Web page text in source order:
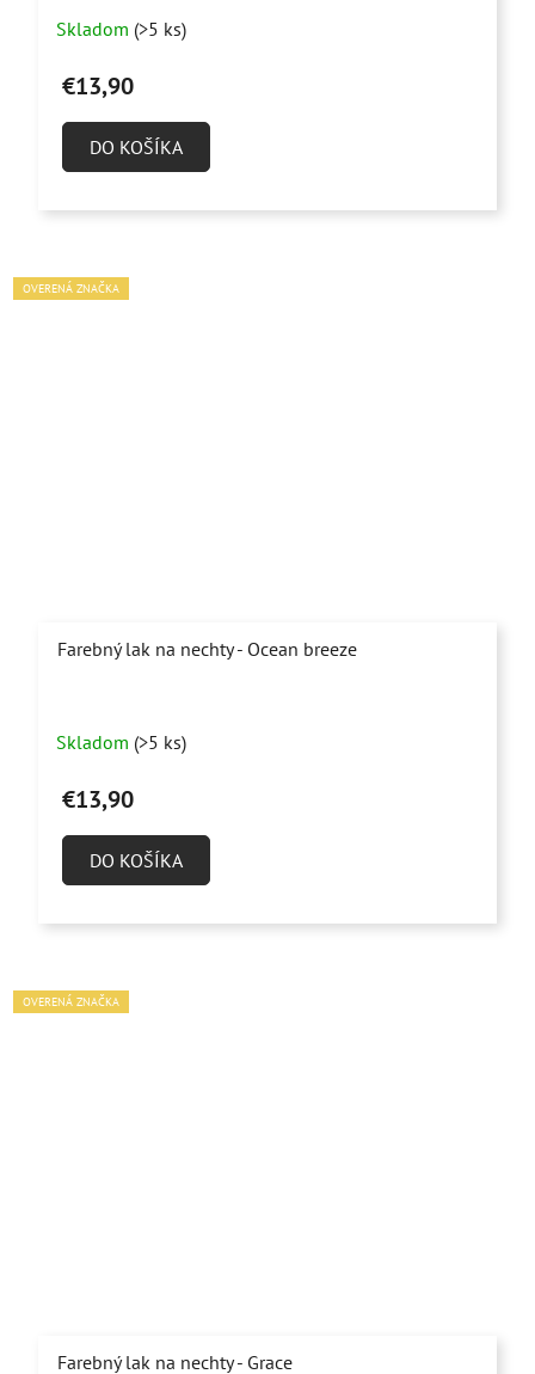
Skladom (>5 ks)
€13,90
DO KOŠÍKA
OVERENÁ ZNAČKA
Farebný lak na nechty - Ocean breeze
Skladom (>5 ks)
€13,90
DO KOŠÍKA
OVERENÁ ZNAČKA
Farebný lak na nechty - Grace